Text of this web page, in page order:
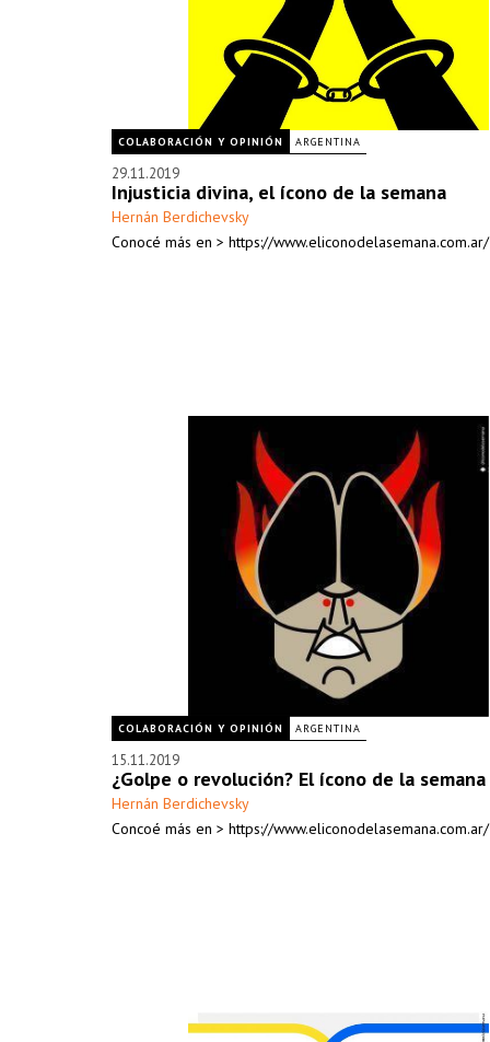
COLABORACIÓN Y OPINIÓN ARGENTINA
29.11.2019
Injusticia divina, el ícono de la semana
Hernán Berdichevsky
Conocé más en > https://www.eliconodelasemana.com.ar/
COLABORACIÓN Y OPINIÓN ARGENTINA
15.11.2019
¿Golpe o revolución? El ícono de la semana
Hernán Berdichevsky
Concoé más en > https://www.eliconodelasemana.com.ar/